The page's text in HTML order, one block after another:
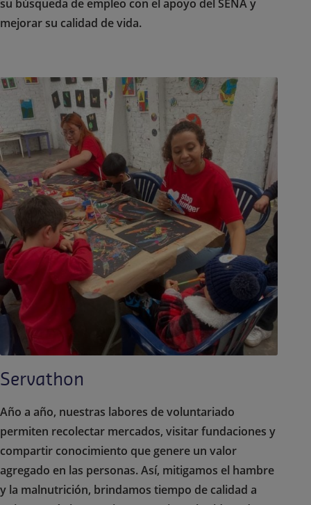
su búsqueda de empleo con el apoyo del SENA y
mejorar su calidad de vida.
Servathon
Año a año, nuestras labores de voluntariado
permiten recolectar mercados, visitar fundaciones y
compartir conocimiento que genere un valor
agregado en las personas. Así, mitigamos el hambre
y la malnutrición, brindamos tiempo de calidad a